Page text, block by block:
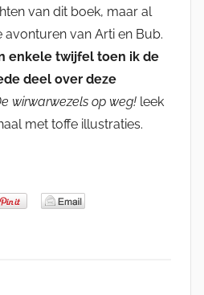
van dit boek, maar al
avonturen van Arti en Bub.
enkele twijfel toen ik de
deel over deze
wirwarwezels op weg! leek
met toffe illustraties.